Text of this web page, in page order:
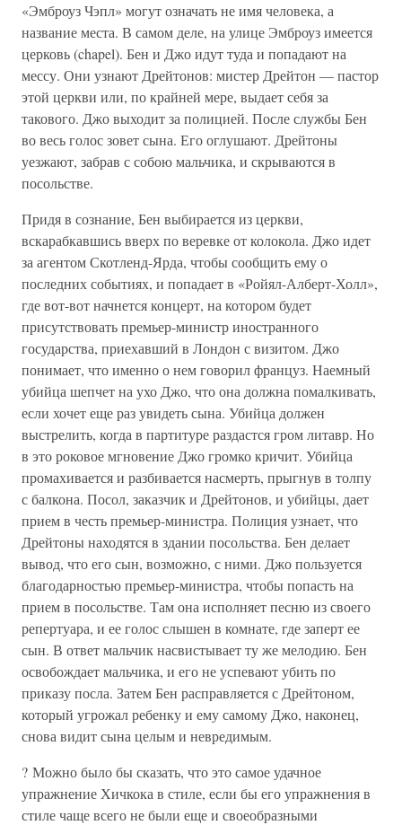
«Эмброуз Чэпл» могут означать не имя человека, а
название места. В самом деле, на улице Эмброуз имеется
церковь (chapel). Бен и Джо идут туда и попадают на
мессу. Они узнают Дрейтонов: мистер Дрейтон — пастор
этой церкви или, по крайней мере, выдает себя за
такового. Джо выходит за полицией. После службы Бен
во весь голос зовет сына. Его оглушают. Дрейтоны
уезжают, забрав с собою мальчика, и скрываются в
посольстве.
Придя в сознание, Бен выбирается из церкви,
вскарабкавшись вверх по веревке от колокола. Джо идет
за агентом Скотленд-Ярда, чтобы сообщить ему о
последних событиях, и попадает в «Ройял-Алберт-Холл»,
где вот-вот начнется концерт, на котором будет
присутствовать премьер-министр иностранного
государства, приехавший в Лондон с визитом. Джо
понимает, что именно о нем говорил француз. Наемный
убийца шепчет на ухо Джо, что она должна помалкивать,
если хочет еще раз увидеть сына. Убийца должен
выстрелить, когда в партитуре раздастся гром литавр. Но
в это роковое мгновение Джо громко кричит. Убийца
промахивается и разбивается насмерть, прыгнув в толпу
с балкона. Посол, заказчик и Дрейтонов, и убийцы, дает
прием в честь премьер-министра. Полиция узнает, что
Дрейтоны находятся в здании посольства. Бен делает
вывод, что его сын, возможно, с ними. Джо пользуется
благодарностью премьер-министра, чтобы попасть на
прием в посольстве. Там она исполняет песню из своего
репертуара, и ее голос слышен в комнате, где заперт ее
сын. В ответ мальчик насвистывает ту же мелодию. Бен
освобождает мальчика, и его не успевают убить по
приказу посла. Затем Бен расправляется с Дрейтоном,
который угрожал ребенку и ему самому Джо, наконец,
снова видит сына целым и невредимым.
? Можно было бы сказать, что это самое удачное
упражнение Хичкока в стиле, если бы его упражнения в
стиле чаще всего не были еще и своеобразными